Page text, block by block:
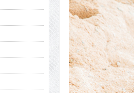
CINEMA×STYLE 286号
CINEMA×STYLE 285号
CINEMA×STYLE 294号